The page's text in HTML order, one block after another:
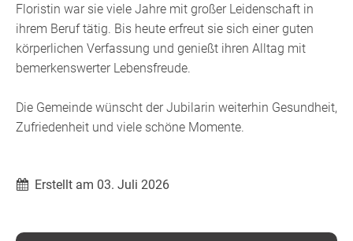
Floristin war sie viele Jahre mit großer Leidenschaft in
ihrem Beruf tätig. Bis heute erfreut sie sich einer guten
körperlichen Verfassung und genießt ihren Alltag mit
bemerkenswerter Lebensfreude.
Die Gemeinde wünscht der Jubilarin weiterhin Gesundheit,
Zufriedenheit und viele schöne Momente.
Erstellt am 03. Juli 2026